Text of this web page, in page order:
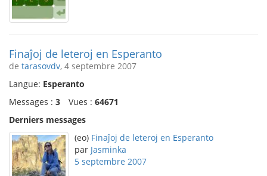
Finaĵoj de leteroj en Esperanto
de tarasovdv, 4 septembre 2007
Langue: Esperanto
Messages : 3 Vues : 64671
Derniers messages
(eo) Finaĵoj de leteroj en Esperanto
par Jasminka
5 septembre 2007